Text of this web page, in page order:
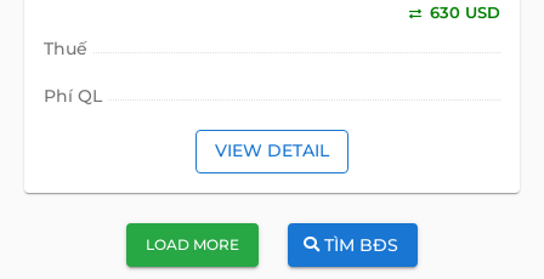
630 USD
Thuế
Phí QL
VIEW DETAIL
LOAD MORE TÌM BĐS